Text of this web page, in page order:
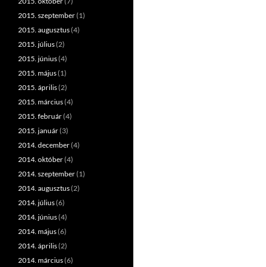
2015. szeptember(1)
2015. augusztus(4)
2015. július(2)
2015. június(4)
2015. május(1)
2015. április(2)
2015. március(4)
2015. február(4)
2015. január(3)
2014. december(4)
2014. október(4)
2014. szeptember(1)
2014. augusztus(2)
2014. július(6)
2014. június(4)
2014. május(6)
2014. április(2)
2014. március(6)